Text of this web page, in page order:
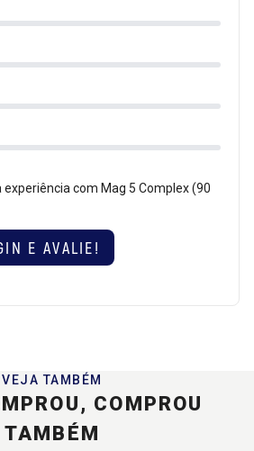
com Mag 5 Complex (90
E AVALIE!
VEJA TAMBÉM
COMPROU
TAMBÉM